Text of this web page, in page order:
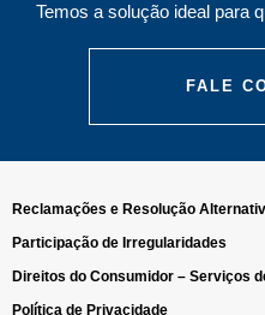
Temos a solução ideal para
FALE
Reclamações e Resolução
Participação de Irregularidades
Direitos do Consumidor – Serviços
Política de Privacidade